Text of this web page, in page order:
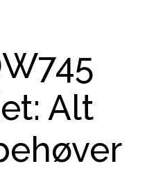
Alt